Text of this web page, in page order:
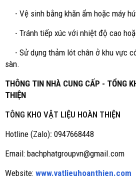
- Vệ sinh bằng khăn ẩm hoặc máy
- Tránh tiếp xúc với nhiệt độ cao
- Sử dụng thảm lót chân ở khu vực
sàn.
THÔNG TIN NHÀ CUNG CẤP - TỔNG
THIỆN
TÔNG KHO VẬT LIỆU HOÀN THIỆN
Hotline (Zalo): 0947668448
Email: bachphatgroupvn@gmail.com
Website: www.vatlieuhoanthien.com